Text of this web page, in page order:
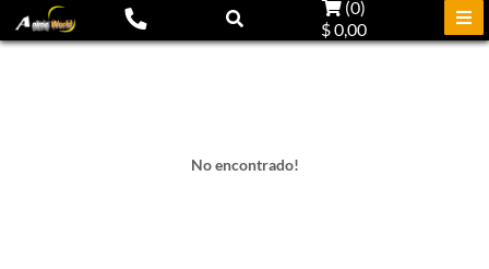
(0)
$ 0,00
No encontrado!